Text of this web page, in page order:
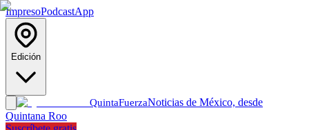
ImpresoPodcastApp
Edición
QuintaFuerzaNoticias de México, desde
Quintana Roo